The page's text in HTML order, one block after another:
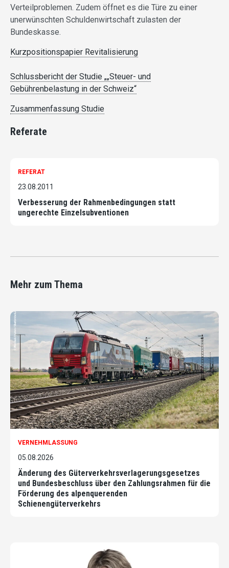
Verteilproblemen. Zudem öffnet es die Türe zu einer
unerwünschten Schuldenwirtschaft zulasten der
Bundeskasse.
Kurzpositionspapier Revitalisierung
Schlussbericht der Studie „„Steuer- und
Gebührenbelastung in der Schweiz“
Zusammenfassung Studie
Referate
REFERAT
23.08.2011
Verbesserung der Rahmenbedingungen statt
ungerechte Einzelsubventionen
Mehr zum Thema
VERNEHMLASSUNG
05.08.2026
Änderung des Güterverkehrsverlagerungsgesetzes
und Bundesbeschluss über den Zahlungsrahmen für die
Förderung des alpenquerenden
Schienengüterverkehrs